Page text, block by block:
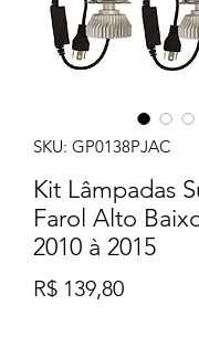
SKU: GP0138PJAC
Kit Lâmpadas
Farol Alto
2010 à 2015
R$ 139,80Preço